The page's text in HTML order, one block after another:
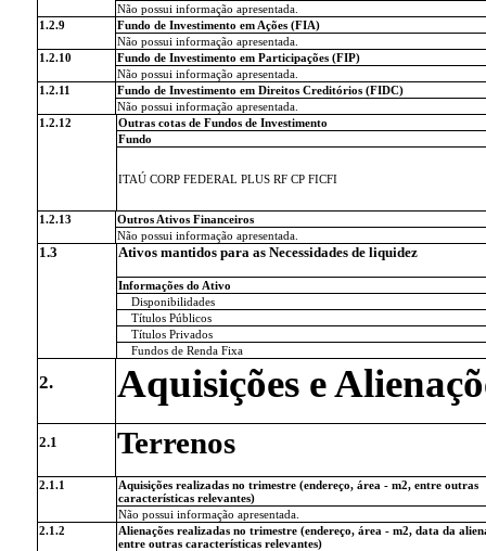
Não possui informação apresentada.
1.2.9
Fundo de Investimento em Ações (FIA)
Não possui informação apresentada.
1.2.10
Fundo de Investimento em Participações (FIP)
Não possui informação apresentada.
1.2.11
Fundo de Investimento em Direitos Creditórios (FIDC)
Não possui informação apresentada.
1.2.12
Outras cotas de Fundos de Investimento
Fundo
ITAÚ CORP FEDERAL PLUS RF CP FICFI
1.2.13
Outros Ativos Financeiros
Não possui informação apresentada.
1.3 Ativos mantidos para as Necessidades de liquidez
Informações do Ativo
Disponibilidades
Títulos Públicos
Títulos Privados
Fundos de Renda Fixa
2. Aquisições e
2.1 Terrenos
2.1.1
Aquisições realizadas no trimestre (endereço, área - m2, entre outras
características relevantes)
Não possui informação apresentada.
2.1.2
Alienações realizadas no trimestre (endereço, área - m2, data da
entre outras características relevantes)